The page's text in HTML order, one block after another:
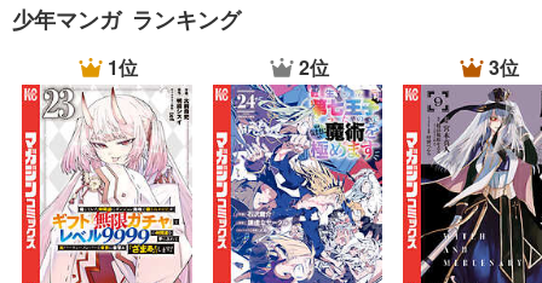
あらすじを表示する
弱虫ペダル 77
649円 (税込)
カート
試し読み
あらすじを表示する
弱虫ペダル 78
少年マンガ ランキング
1位 2位 3位